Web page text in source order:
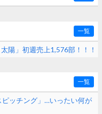
一覧
陽」初週売上1,576部！！！
一覧
ピッチング」…いったい何が